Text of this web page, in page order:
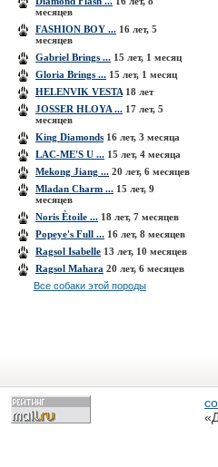
месяцев
FASHION BOY ... 16 лет, 5
месяцев
Gabriel Brings ... 15 лет, 1 месяц
Gloria Brings ... 15 лет, 1 месяц
HELENVIK VESTA 18 лет
JOSSER HLOYA ... 17 лет, 5
месяцев
King Diamonds 16 лет, 3 месяца
LAC-ME'S U ... 15 лет, 4 месяца
Mekong Jiang ... 20 лет, 6 месяцев
Mladan Charm ... 15 лет, 9
месяцев
Noris Ètoile ... 18 лет, 7 месяцев
Popeye's Full ... 16 лет, 8 месяцев
Ragsol Isabelle 13 лет, 10 месяцев
Ragsol Mahara 20 лет, 6 месяцев
Все собаки этой породы